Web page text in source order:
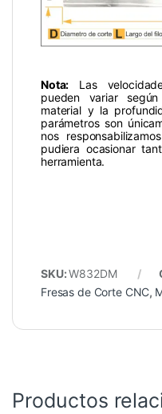
Nota: Las
pueden variar
material y la
parámetros son
nos
pudiera ocasionar
herramienta.
SKU:W832DM
Fresas de Corte CNC,
Productos